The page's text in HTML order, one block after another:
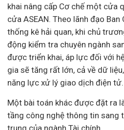
khai nâng cấp Cơ chế một cửa
cửa ASEAN. Theo lãnh đạo
thống kê hải quan, khi chủ
động kiểm tra chuyên ngành
được triển khai, áp lực đối với
gia sẽ tăng rất lớn, cả về dữ
năng lực xử lý giao dịch điện tử.
Một bài toán khác được đặt ra
tầng công nghệ thông tin sang
trung của ngành Tài chính.